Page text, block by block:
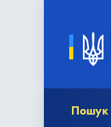
Пошук